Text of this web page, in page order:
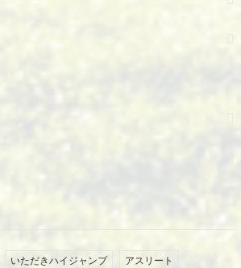
いただきハイジャンプ アスリート